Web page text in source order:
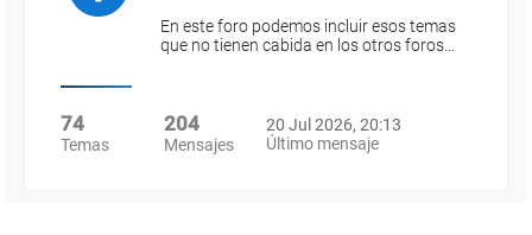
En este foro podemos incluir esos temas
que no tienen cabida en los otros foros…
74
Temas
204
Mensajes
20 Jul 2026, 20:13
Último mensaje